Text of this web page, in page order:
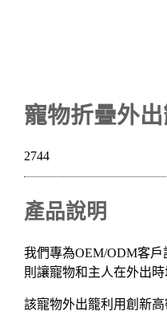
寵物折疊外出
2744
產品說明
我們專為OEM/ODM客
則讓寵物和主人在外出
該寵物外出籠利用創新